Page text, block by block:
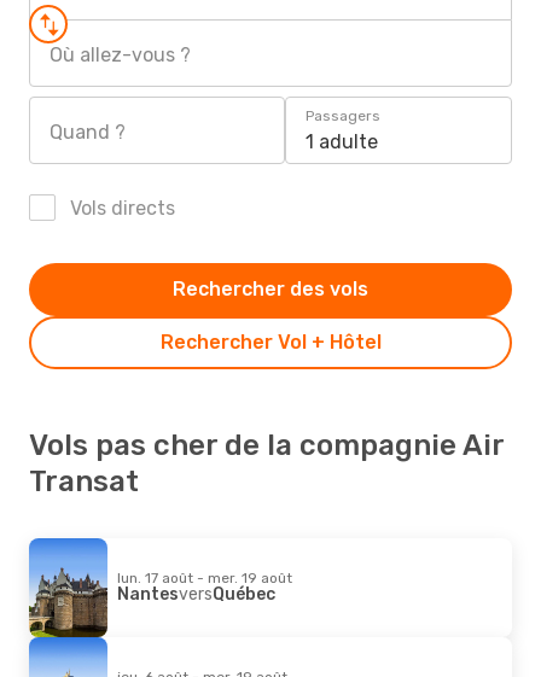
Où allez-vous ?
Quand ?
Passagers
1 adulte
Vols directs
Rechercher Vol + Hôtel
Rechercher des vols
Vols pas cher de la compagnie Air
Transat
lun. 17 août - mer. 19 août
NantesversQuébec